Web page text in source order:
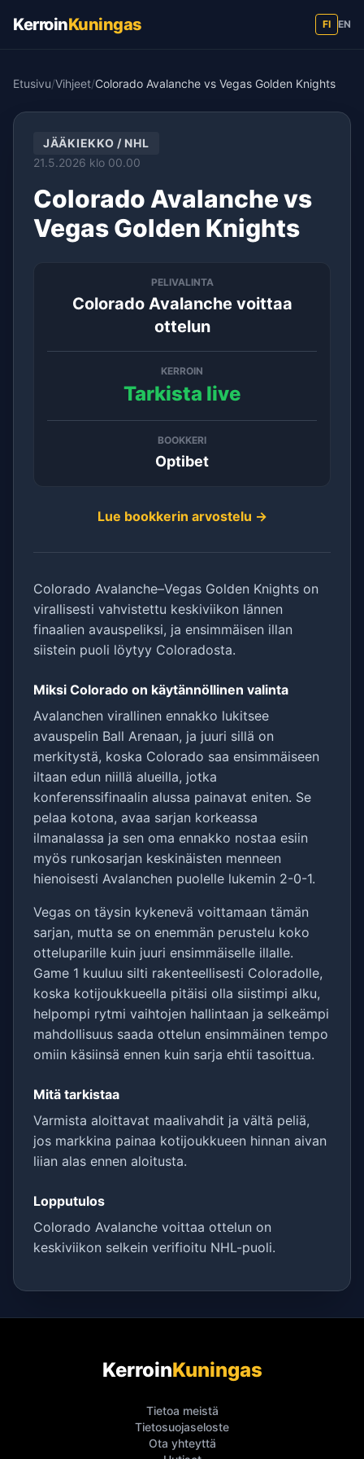
KerroinKuningas FI EN
Etusivu/Vihjeet/Colorado Avalanche vs Vegas Golden Knights
JÄÄKIEKKO / NHL
21.5.2026 klo 00.00
Colorado Avalanche vs
Vegas Golden Knights
PELIVALINTA
Colorado Avalanche voittaa
ottelun
KERROIN
Tarkista live
BOOKKERI
Optibet
Lue bookkerin arvostelu →
Colorado Avalanche–Vegas Golden Knights on
virallisesti vahvistettu keskiviikon lännen
finaalien avauspeliksi, ja ensimmäisen illan
siistein puoli löytyy Coloradosta.
Miksi Colorado on käytännöllinen valinta
Avalanchen virallinen ennakko lukitsee
avauspelin Ball Arenaan, ja juuri sillä on
merkitystä, koska Colorado saa ensimmäiseen
iltaan edun niillä alueilla, jotka
konferenssifinaalin alussa painavat eniten. Se
pelaa kotona, avaa sarjan korkeassa
ilmanalassa ja sen oma ennakko nostaa esiin
myös runkosarjan keskinäisten menneen
hienoisesti Avalanchen puolelle lukemin 2-0-1.
Vegas on täysin kykenevä voittamaan tämän
sarjan, mutta se on enemmän perustelu koko
otteluparille kuin juuri ensimmäiselle illalle.
Game 1 kuuluu silti rakenteellisesti Coloradolle,
koska kotijoukkueella pitäisi olla siistimpi alku,
helpompi rytmi vaihtojen hallintaan ja selkeämpi
mahdollisuus saada ottelun ensimmäinen tempo
omiin käsiinsä ennen kuin sarja ehtii tasoittua.
Mitä tarkistaa
Varmista aloittavat maalivahdit ja vältä peliä,
jos markkina painaa kotijoukkueen hinnan aivan
liian alas ennen aloitusta.
Lopputulos
Colorado Avalanche voittaa ottelun on
keskiviikon selkein verifioitu NHL-puoli.
KerroinKuningas
Tietoa meistä
Tietosuojaseloste
Ota yhteyttä